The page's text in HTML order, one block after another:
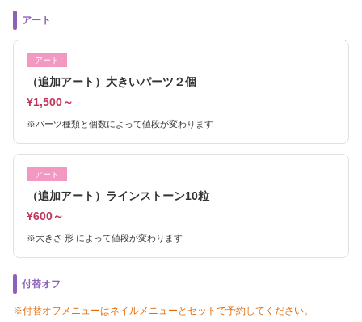
アート
アート
（追加アート）大きいパーツ２個
¥1,500～
※パーツ種類と個数によって値段が変わります
アート
（追加アート）ラインストーン10粒
¥600～
※大きさ 形 によって値段が変わります
付替オフ
※付替オフメニューはネイルメニューとセットで予約してください。